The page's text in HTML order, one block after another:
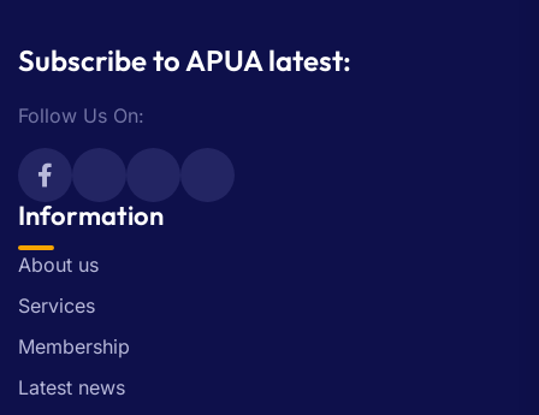
Subscribe to APUA latest:
Follow Us On:
Information
About us
Services
Membership
Latest news